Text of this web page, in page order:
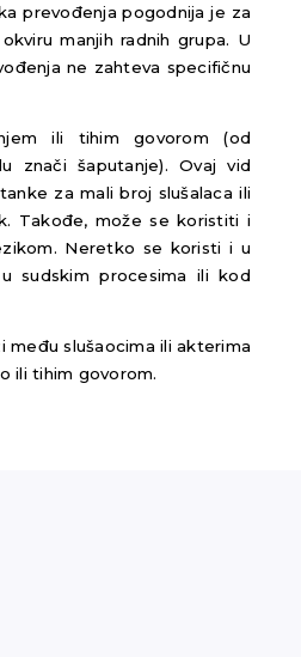
prevođenja pogodnija je za
manjih radnih grupa. U
ne zahteva specifičnu
ili tihim govorom (od
znači šaputanje). Ovaj vid
za mali broj slušalaca ili
Takođe, može se koristiti i
Neretko se koristi i u
u sudskim procesima ili kod
među slušaocima ili akterima
ili tihim govorom.